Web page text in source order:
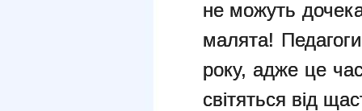
не можуть
малята!
року, адже це
світяться від